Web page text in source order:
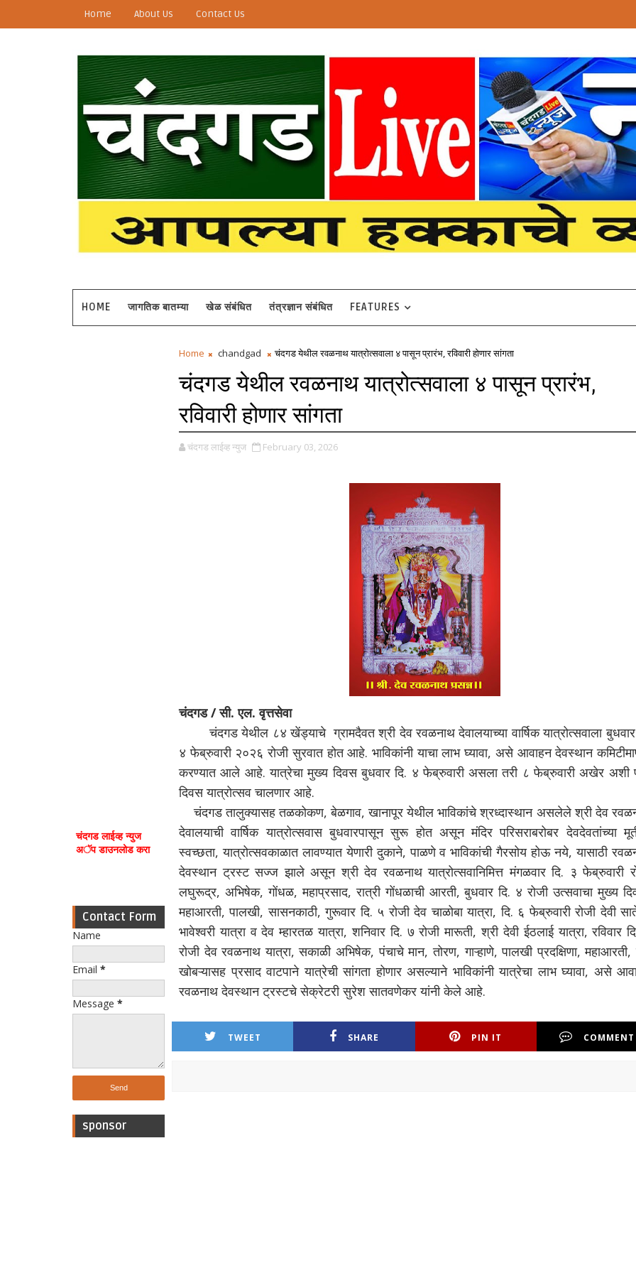
Home About Us Contact Us
HOME जागतिक बातम्या खेळ संबंधित तंत्रज्ञान संबंधित FEATURES
चंदगड लाईव्ह न्युज
अॅप डाउनलोड करा
Contact Form
Name
Email *
Message *
sponsor
Home chandgad चंदगड येथील रवळनाथ यात्रोत्सवाला ४ पासून प्रारंभ, रविवारी होणार सांगता
चंदगड येथील रवळनाथ यात्रोत्सवाला ४ पासून प्रारंभ,
रविवारी होणार सांगता
चंदगड लाईव्ह न्युज February 03, 2026
चंदगड / सी. एल. वृत्तसेवा
चंदगड येथील ८४ खेंड्याचे ग्रामदैवत श्री देव रवळनाथ देवालयाच्या वार्षिक यात्रोत्सवाला बुधवार
४ फेब्रुवारी २०२६ रोजी सुरवात होत आहे. भाविकांनी याचा लाभ घ्यावा, असे आवाहन देवस्थान
करण्यात आले आहे. यात्रेचा मुख्य दिवस बुधवार दि. ४ फेब्रुवारी असला तरी ८ फेब्रुवारी अखेर अशी
दिवस यात्रोत्सव चालणार आहे.
चंदगड तालुक्यासह तळकोकण, बेळगाव, खानापूर येथील भाविकांचे श्रध्दास्थान असलेले श्री देव
देवालयाची वार्षिक यात्रोत्सवास बुधवारपासून सुरू होत असून मंदिर परिसराबरोबर देवदेवतांच्या
स्वच्छता, यात्रोत्सवकाळात लावण्यात येणारी दुकाने, पाळणे व भाविकांची गैरसोय होऊ नये, यासाठी
देवस्थान ट्रस्ट सज्ज झाले असून श्री देव रवळनाथ यात्रोत्सवानिमित्त मंगळवार दि. ३ फेब्रुवारी
लघुरूद्र, अभिषेक, गोंधळ, महाप्रसाद, रात्री गोंधळाची आरती, बुधवार दि. ४ रोजी उत्सवाचा मुख्य
महाआरती, पालखी, सासनकाठी, गुरूवार दि. ५ रोजी देव चाळोबा यात्रा, दि. ६ फेब्रुवारी रोजी देवी
भावेश्वरी यात्रा व देव म्हारतळ यात्रा, शनिवार दि. ७ रोजी मारूती, श्री देवी ईठलाई यात्रा, रविवार
रोजी देव रवळनाथ यात्रा, सकाळी अभिषेक, पंचाचे मान, तोरण, गाऱ्हाणे, पालखी प्रदक्षिणा,
खोबऱ्यासह प्रसाद वाटपाने यात्रेची सांगता होणार असल्याने भाविकांनी यात्रेचा लाभ घ्यावा, असे
रवळनाथ देवस्थान ट्रस्टचे सेक्रेटरी सुरेश सातवणेकर यांनी केले आहे.
TWEET SHARE PIN IT COMMENT